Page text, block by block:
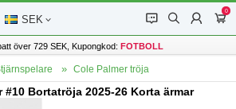
SEK 󰂱 󰂨 󰃳
0
󰃦
över 729 SEK, Kupongkod: FOTBOLL
Cole Palmer tröja
#10 Bortatröja 2025-26 Korta ärmar